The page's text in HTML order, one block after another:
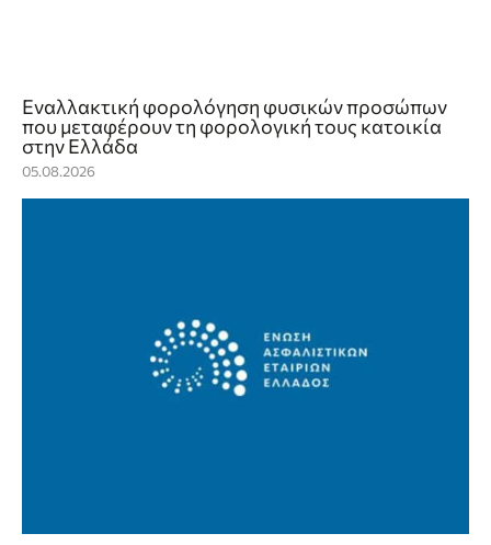
Εναλλακτική φορολόγηση φυσικών προσώπων
που μεταφέρουν τη φορολογική τους κατοικία
στην Ελλάδα
05.08.2026